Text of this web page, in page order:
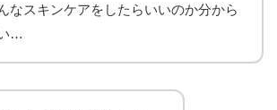
なスキンケアをしたらいいのか分から
…